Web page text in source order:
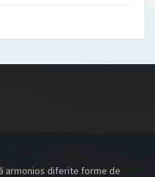
armonios diferite forme de